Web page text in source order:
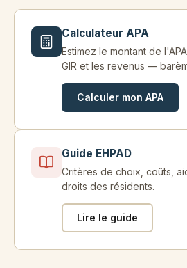
Calculateur APA
Estimez le montant de
GIR et les revenus —
Calculer mon APA
Guide EHPAD
Critères de choix, coûts,
droits des résidents.
Lire le guide